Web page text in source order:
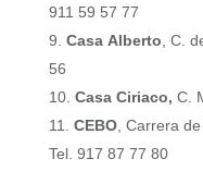
911 59 57 77
Casa Alberto , C.
56
Casa Ciriaco, C.
CEBO, Carrera
Tel. 917 87 77 80